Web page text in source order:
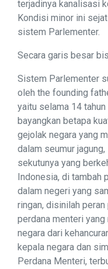
terjadinya kanalisasi
Kondisi minor ini
sistem Parlementer.
Secara garis besar
Sistem Parlementer
oleh the founding
yaitu selama 14
bayangkan betapa
gejolak negara yang
dalam seumur
sekutunya yang
Indonesia, di tambah
dalam negeri yang
ringan, disinilah
perdana menteri
negara dari
kepala negara dan
Perdana Menteri,